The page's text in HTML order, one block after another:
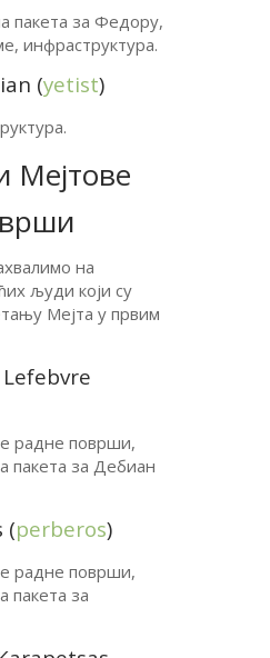
пакета за Федору,
инфраструктура.
(yetist)
Мејтове
на
људи који су
Мејта у првим
радне површи,
пакета за Дебиан
(perberos)
радне површи,
пакета за